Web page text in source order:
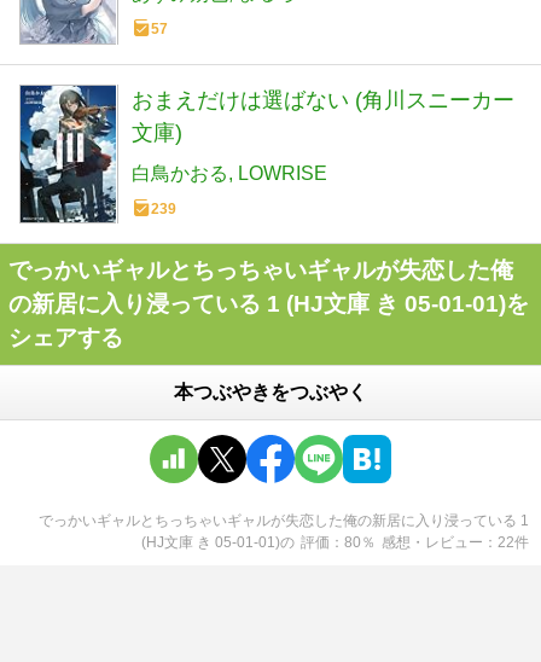
57
おまえだけは選ばない (角川スニーカー
文庫)
白鳥かおる LOWRISE
239
でっかいギャルとちっちゃいギャルが失恋した俺
の新居に入り浸っている 1 (HJ文庫 き 05-01-01)を
シェアする
本つぶやきをつぶやく
でっかいギャルとちっちゃいギャルが失恋した俺の新居に入り浸っている 1
(HJ文庫 き 05-01-01)の 評価 80 ％ 感想・レビュー 22件